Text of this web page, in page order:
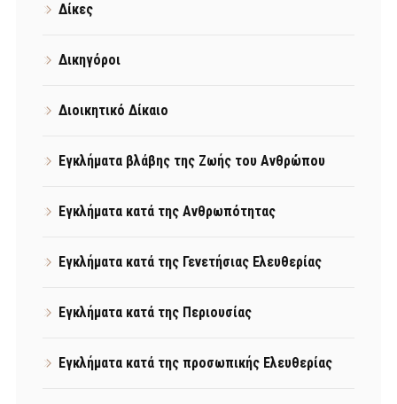
Δίκες
Δικηγόροι
Διοικητικό Δίκαιο
Εγκλήματα βλάβης της Ζωής του Ανθρώπου
Εγκλήματα κατά της Ανθρωπότητας
Εγκλήματα κατά της Γενετήσιας Ελευθερίας
Εγκλήματα κατά της Περιουσίας
Εγκλήματα κατά της προσωπικής Ελευθερίας